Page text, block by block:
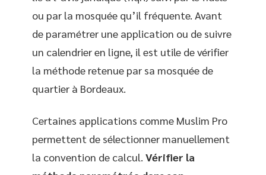
ou par la mosquée qu’il fréquente. Avant
de paramétrer une application ou de suivre
un calendrier en ligne, il est utile de vérifier
la méthode retenue par sa mosquée de
quartier à Bordeaux.
Certaines applications comme Muslim Pro
permettent de sélectionner manuellement
la convention de calcul. Vérifier la